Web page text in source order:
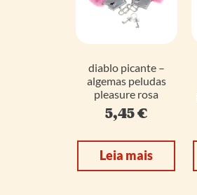
diablo picante –
algemas peludas
pleasure rosa
5,45€
Leia mais